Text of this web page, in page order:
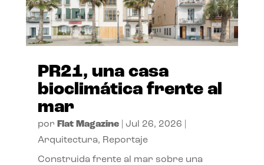
PR21, una casa
bioclimática frente al
mar
por Flat Magazine| Jul 26, 2026
Arquitectura, Reportaje
Construida frente al mar sobre una